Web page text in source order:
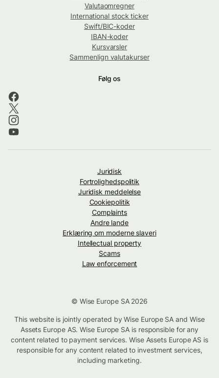
Valutaomregner
International stock ticker
Swift/BIC-koder
IBAN-koder
Kursvarsler
Sammenlign valutakurser
Følg os
Juridisk
Fortrolighedspolitik
Juridisk meddelelse
Cookiepolitik
Complaints
Andre lande
Erklæring om moderne slaveri
Intellectual property
Scams
Law enforcement
© Wise Europe SA 2026
This website is jointly operated by Wise Europe SA and Wise
Assets Europe AS. Wise Europe SA is responsible for any
content related to payment services. Wise Assets Europe AS is
responsible for any content related to investment services,
including marketing.